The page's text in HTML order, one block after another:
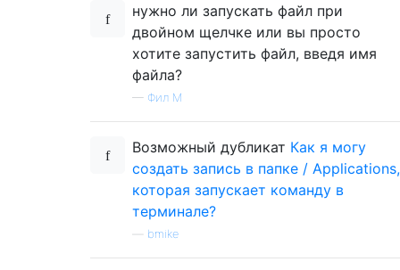
нужно ли запускать файл при
двойном щелчке или вы просто
хотите запустить файл, введя имя
файла?
— Фил М
Возможный дубликат Как я могу
создать запись в папке / Applications,
которая запускает команду в
терминале?
bmike